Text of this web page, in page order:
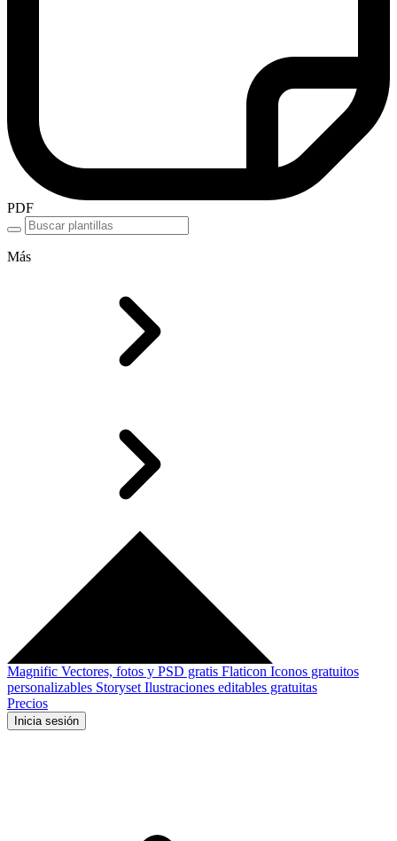
PDF
Más
Magnific Vectores, fotos y PSD gratis Flaticon Iconos gratuitos
personalizables Storyset Ilustraciones editables gratuitas
Precios
Inicia sesión